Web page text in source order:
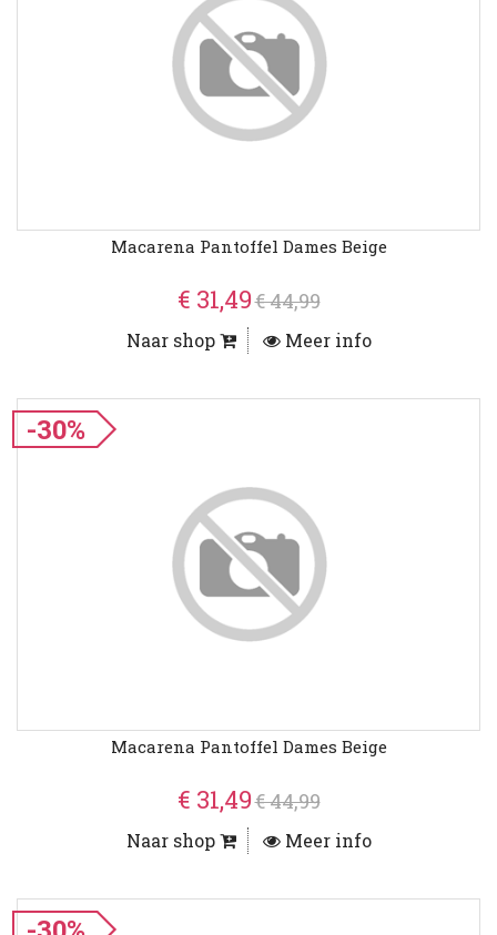
Macarena Pantoffel Dames Beige
€ 31,49€ 44,99
Naar shop Meer info
-30%
Macarena Pantoffel Dames Beige
€ 31,49€ 44,99
Naar shop Meer info